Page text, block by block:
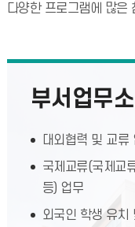
다양한 프로그램에 많은
부서업무
대외협력 및 교류
국제교류(국제교
등) 업무
외국인 학생 유치